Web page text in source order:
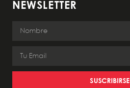
NEWSLETTER
SUSCRIBIRSE